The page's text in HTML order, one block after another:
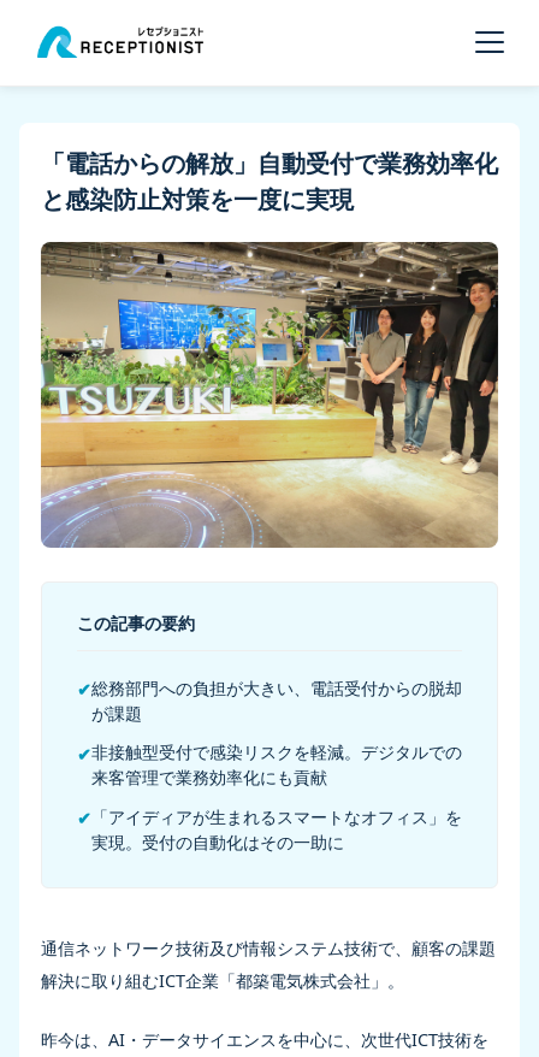
「電話からの解放」自動受付で業務効率化
と感染防止対策を一度に実現
この記事の要約
✔総務部門への負担が大きい、電話受付からの脱却
が課題
✔非接触型受付で感染リスクを軽減。デジタルでの
来客管理で業務効率化にも貢献
✔ 「アイディアが生まれるスマートなオフィス」を
実現。受付の自動化はその一助に
通信ネットワーク技術及び情報システム技術で、顧客の課題
解決に取り組むICT企業「都築電気株式会社」。
昨今は、AI・データサイエンスを中心に、次世代ICT技術を